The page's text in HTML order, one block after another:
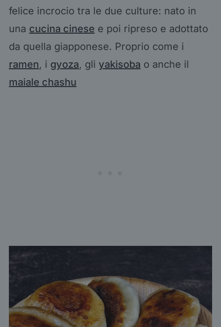
felice incrocio tra le due culture: nato in
una cucina cinese e poi ripreso e adottato
da quella giapponese. Proprio come i
ramen, i gyoza, gli yakisoba o anche il
maiale chashu